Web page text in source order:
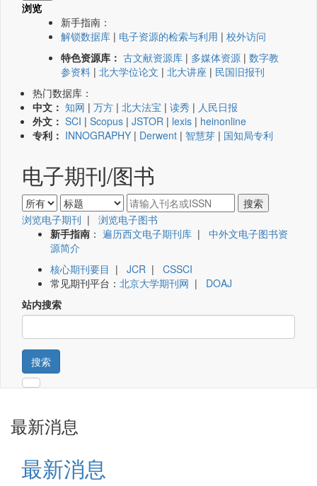
浏览
新手指南：
解锁数据库 | 电子资源的检索与利用 | 校外访问
特色资源库： 古文献资源库 | 多媒体资源 | 数字教
参资料 | 北大学位论文 | 北大讲座 | 民国旧报刊
热门数据库：
中文： 知网 | 万方 | 北大法宝 | 读秀 | 人民日报
外文： SCI | Scopus | JSTOR | lexis | heinonline
专利： INNOGRAPHY | Derwent | 智慧芽 | 国知局专利
电子期刊/图书
浏览电子期刊 | 浏览电子图书
新手指南 ： 遍历西文电子期刊库 | 中外文电子图书资
源简介
核心期刊要目 | JCR | CSSCI
常见期刊平台： 北京大学期刊网 | DOAJ
站内搜索
搜索
最新消息
最新消息